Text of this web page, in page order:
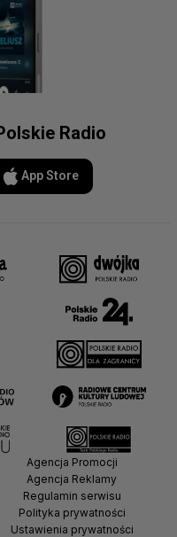
Radio
App Store
Agencja Promocji
Agencja Reklamy
Regulamin serwisu
Polityka prywatności
Ustawienia prywatności